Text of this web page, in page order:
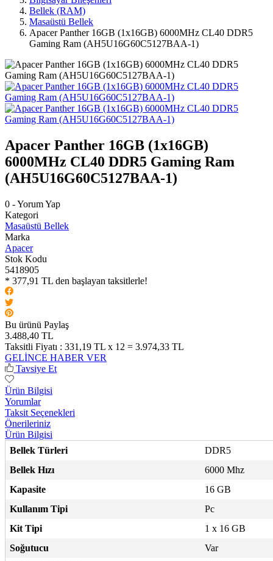
Bellek (RAM)
Masaüstü Bellek
Apacer Panther 16GB (1x16GB) 6000MHz CL40 DDR5
Gaming Ram (AH5U16G60C5127BAA-1)
Apacer Panther 16GB (1x16GB)
6000MHz CL40 DDR5 Gaming Ram
(AH5U16G60C5127BAA-1)
0 - Yorum Yap
Kategori
Masaüstü Bellek
Marka
Apacer
Stok Kodu
5418905
* 377,91 TL den başlayan taksitlerle!
Bu ürünü Paylaş
3.488,40 TL
Taksitli Fiyatı : 331,19 TL x 12 = 3.974,33 TL
GELİNCE HABER VER
Tavsiye Et
Ürün Bilgisi
Yorumlar
Taksit Seçenekleri
Önerileriniz
Ürün Bilgisi
Bellek Türleri
DDR5
Bellek Hızı
6000 Mhz
Kapasite
16 GB
Kullanım Tipi
Pc
Kit Tipi
1 x 16 GB
Soğutucu
Var